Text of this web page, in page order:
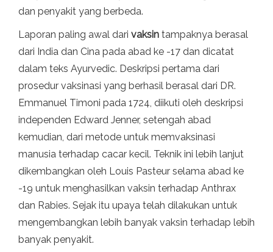
dan penyakit yang berbeda.
Laporan paling awal dari vaksin tampaknya berasal
dari India dan Cina pada abad ke -17 dan dicatat
dalam teks Ayurvedic. Deskripsi pertama dari
prosedur vaksinasi yang berhasil berasal dari DR.
Emmanuel Timoni pada 1724, diikuti oleh deskripsi
independen Edward Jenner, setengah abad
kemudian, dari metode untuk memvaksinasi
manusia terhadap cacar kecil. Teknik ini lebih lanjut
dikembangkan oleh Louis Pasteur selama abad ke
-19 untuk menghasilkan vaksin terhadap Anthrax
dan Rabies. Sejak itu upaya telah dilakukan untuk
mengembangkan lebih banyak vaksin terhadap lebih
banyak penyakit.